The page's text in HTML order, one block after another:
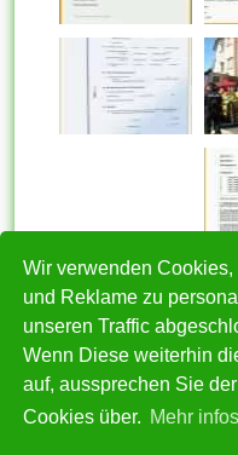
Wir verwenden
und Reklame zu
unseren Traffic
Wenn Diese weiterhin
auf, aussprechen Sie
Cookies über. Mehr
HOME
Copyright
Alle eingereichten Inhalte
urheberrechtlich
persönlichen, nicht-
geschützte Bilder gefunden